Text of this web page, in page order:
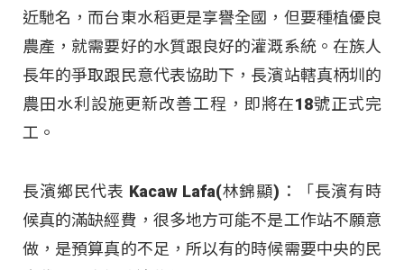
近馳名，而台東水稻更是享譽全國，但要種植優良
農產，就需要好的水質跟良好的灌溉系統。在族人
長年的爭取跟民意代表協助下，長濱站轄真柄圳的
農田水利設施更新改善工程，即將在18號正式完
工。
長濱鄉民代表 Kacaw Lafa(林錦顯)：「長濱有時
候真的滿缺經費，很多地方可能不是工作站不願意
做，是預算真的不足，所以有的時候需要中央的民